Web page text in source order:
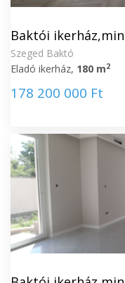
Baktói
Szeged Baktó
Eladó ikerház, 180 m2
178 200 000 Ft